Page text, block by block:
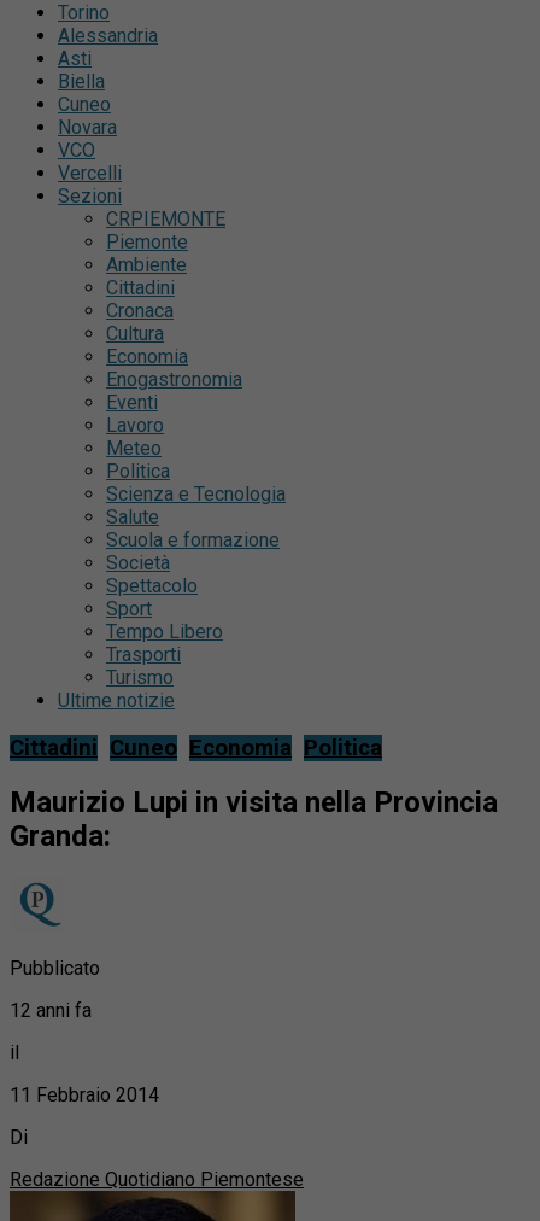
Torino
Alessandria
Asti
Biella
Cuneo
Novara
VCO
Vercelli
Sezioni
CRPIEMONTE
Piemonte
Ambiente
Cittadini
Cronaca
Cultura
Economia
Enogastronomia
Eventi
Lavoro
Meteo
Politica
Scienza e Tecnologia
Salute
Scuola e formazione
Società
Spettacolo
Sport
Tempo Libero
Trasporti
Turismo
Ultime notizie
Cittadini Cuneo Economia Politica
Maurizio Lupi in visita nella Provincia
Granda:
Pubblicato
12 anni fa
il
11 Febbraio 2014
Di
Redazione Quotidiano Piemontese